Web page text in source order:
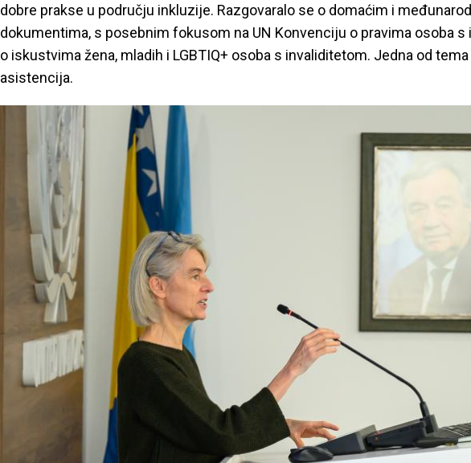
dobre prakse u području inkluzije. Razgovaralo se o domaćim i
dokumentima, s posebnim fokusom na UN Konvenciju o pravima osoba s
o iskustvima žena, mladih i LGBTIQ+ osoba s invaliditetom. Jedna od
asistencija.